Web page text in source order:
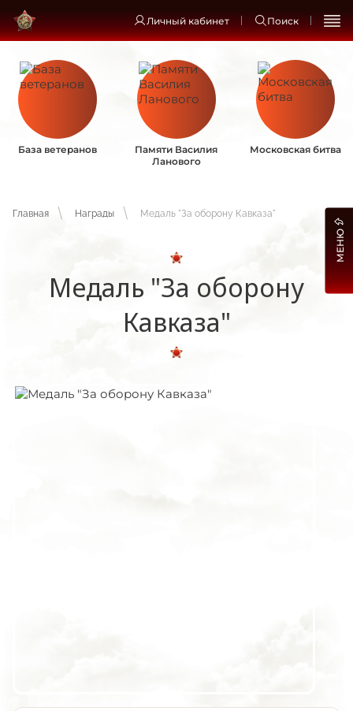
Личный кабинет Поиск
База ветеранов
Памяти Василия
Ланового
Московская битва
Главная Награды Медаль "За оборону Кавказа"
Медаль "За оборону
Кавказа"
МЕНЮ